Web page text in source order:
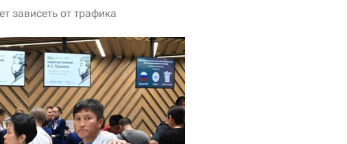
зависеть от трафика